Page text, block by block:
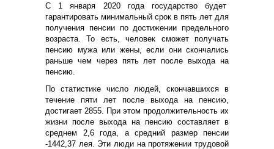
С 1 января 2020 года государство будет
гарантировать минимальный срок в пять лет для
получения пенсии по достижении предельного
возраста. То есть, человек сможет получать
пенсию мужа или жены, если они скончались
раньше чем через пять лет после выхода на
пенсию.
По статистике число людей, скончавшихся в
течение пяти лет после выхода на пенсию,
достигает 2855. При этом продолжительность их
жизни после выхода на пенсию составляет в
среднем 2,6 года , асредний размер пенсии
-1442,37 лея. Эти люди на протяжении трудовой